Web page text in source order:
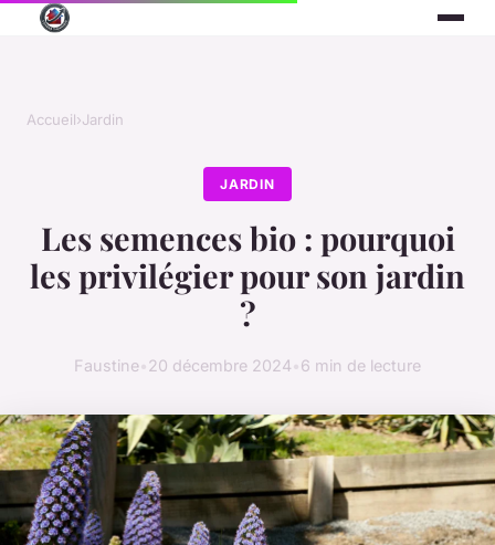
Accueil›Jardin
JARDIN
Les semences bio : pourquoi
les privilégier pour son jardin
?
Faustine 20 décembre 2024 6 min de lecture